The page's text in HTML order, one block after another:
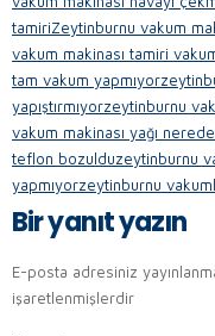
tamiriZeytinburnu vakum
vakum makinası tamiri
tam vakum yapmıyor
yapıştırmıyorzeytinburnu
vakum makinası yağı
teflon bozulduzeytinburnu
yapmıyorzeytinburnu
Bir yanıt yazın
E-posta adresiniz
işaretlenmişlerdir